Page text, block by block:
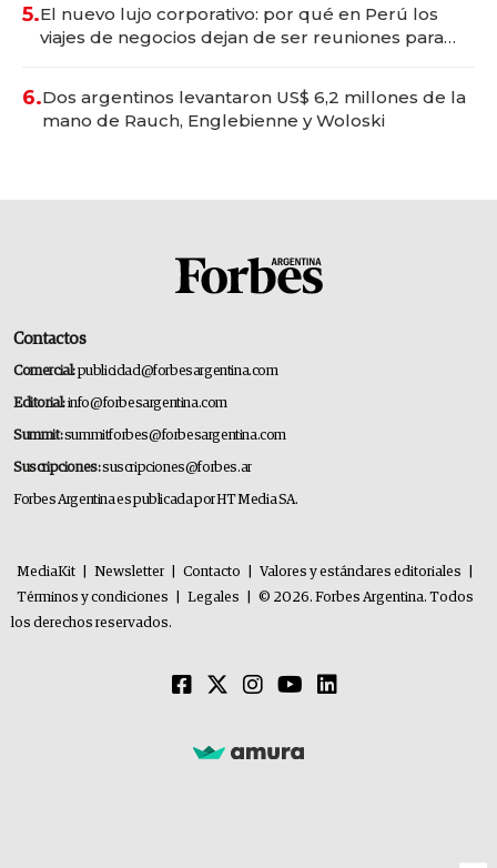
5.El nuevo lujo corporativo: por qué en Perú los
viajes de negocios dejan de ser reuniones para
6.Dos argentinos levantaron US$ 6,2 millones de la
mano de Rauch, Englebienne y Woloski
Contactos
Comercial:publicidad@forbesargentina.com
Editorial:info@forbesargentina.com
Summit:summitforbes@forbesargentina.com
Suscripciones:suscripciones@forbes.ar
Forbes Argentina es publicada por HT Media SA.
MediaKit Newsletter Contacto Valores y estándares editoriales
Términos y condiciones
Legales
© 2026. Forbes Argentina. Todos
los derechos reservados.